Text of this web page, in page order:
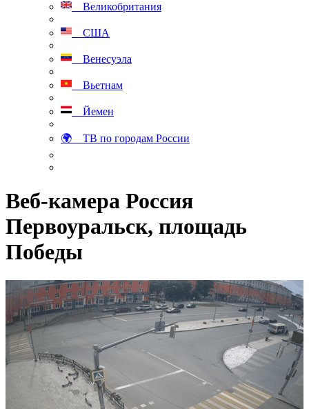
Великобритания
США
Венесуэла
Вьетнам
Йемен
🌍 ТВ по городам России
Веб-камера Россия
Первоуральск, площадь
Победы